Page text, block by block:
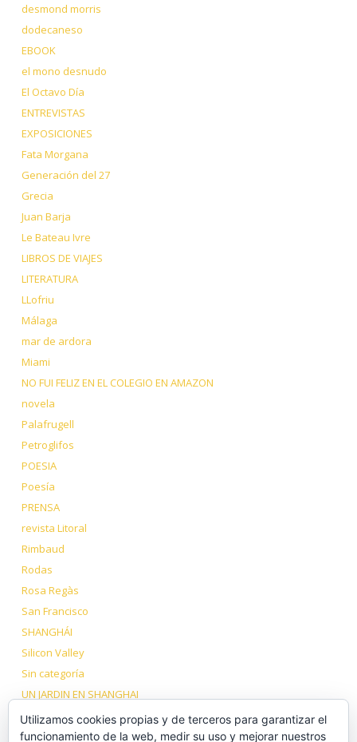
desmond morris
dodecaneso
EBOOK
el mono desnudo
El Octavo Día
ENTREVISTAS
EXPOSICIONES
Fata Morgana
Generación del 27
Grecia
Juan Barja
Le Bateau Ivre
LIBROS DE VIAJES
LITERATURA
LLofriu
Málaga
mar de ardora
Miami
NO FUI FELIZ EN EL COLEGIO EN AMAZON
novela
Palafrugell
Petroglifos
POESIA
Poesía
PRENSA
revista Litoral
Rimbaud
Rodas
Rosa Regàs
San Francisco
SHANGHÁI
Silicon Valley
Sin categoría
UN JARDIN EN SHANGHAI
VIAJE A LOS DOS TÍBET
Volcanes Dormidos
Utilizamos cookies propias y de terceros para garantizar el
funcionamiento de la web, medir su uso y mejorar nuestros